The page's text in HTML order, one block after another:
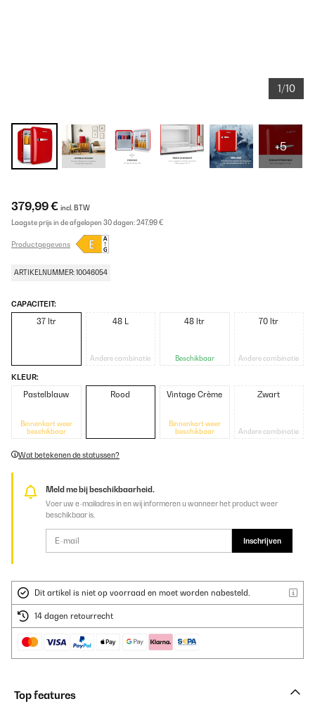
1/10
+5
379,99 € incl. BTW
Laagste prijs in de afgelopen 30 dagen:247,99 €
Productgegevens
ARTIKELNUMMER: 10046054
CAPACITEIT:
37 ltr 48 L
Andere combinatie
48 ltr
Beschikbaar
70 ltr
Andere combinatie
KLEUR:
Pastelblauw
Binnenkort weer
beschikbaar
Rood Vintage Crème
Binnenkort weer
beschikbaar
Zwart
Andere combinatie
Wat betekenen de statussen?
Meld me bij beschikbaarheid.
Voer uw e-mailadres in en wij informeren u wanneer het product weer
beschikbaar is.
Inschrijven
Dit artikel is niet op voorraad en moet worden nabesteld.
14 dagen retourrecht
Top features